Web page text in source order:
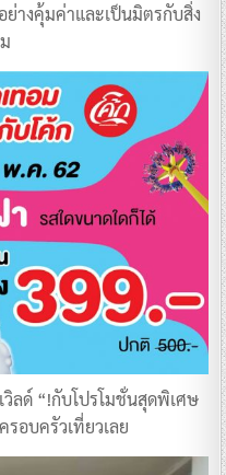
างคุ้มค่าและเป็นมิตรกับสิ่ง
ลด์ “!กับโปรโมชั่นสุดพิเศษ
รอบครัวเที่ยวเลย